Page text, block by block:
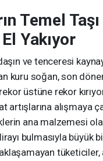
Temel Taşı
Yakıyor
ve tenceresi
kuru soğan, son
üstüne rekor
artışlarına alışmaya
ana malzemesi
bulmasıyla büyük
tüketiciler,